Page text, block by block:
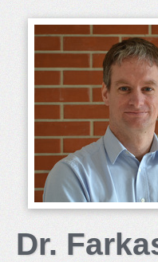
OKTATÁS
MUNKATÁRSAK
AKTUÁLIS
GALÉRIA
KAPCSOLAT
Dr.